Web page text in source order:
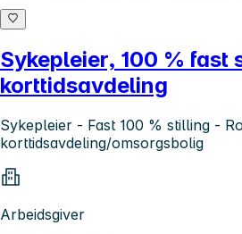
Sykepleier, 100 % fast
korttidsavdeling
Sykepleier - Fast 100 % stilling -
korttidsavdeling/omsorgsbolig
Arbeidsgiver